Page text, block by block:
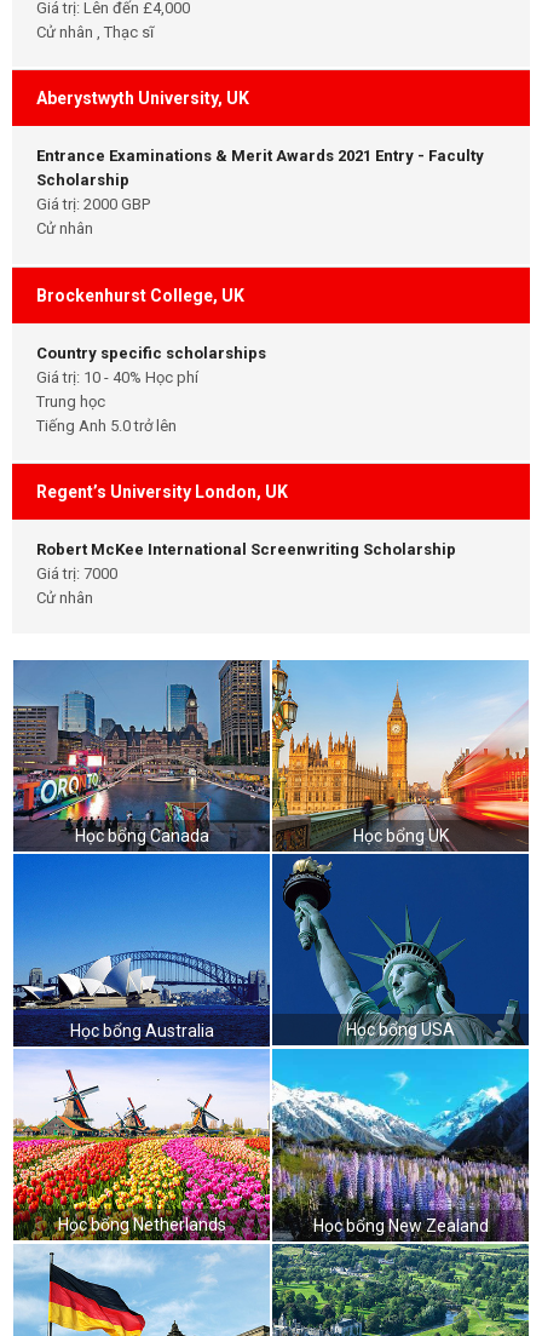
Giá trị: Lên đến £4,000
Cử nhân , Thạc sĩ
Aberystwyth University, UK
Entrance Examinations & Merit Awards 2021 Entry - Faculty
Scholarship
Giá trị: 2000 GBP
Cử nhân
Brockenhurst College, UK
Country specific scholarships
Giá trị: 10 - 40% Học phí
Trung học
Tiếng Anh 5.0 trở lên
Regent’s University London, UK
Robert McKee International Screenwriting Scholarship
Giá trị: 7000
Cử nhân
Học bổng Canada Học bổng UK
Học bổng Australia Học bổng USA
Học bổng Netherlands Học bổng New Zealand